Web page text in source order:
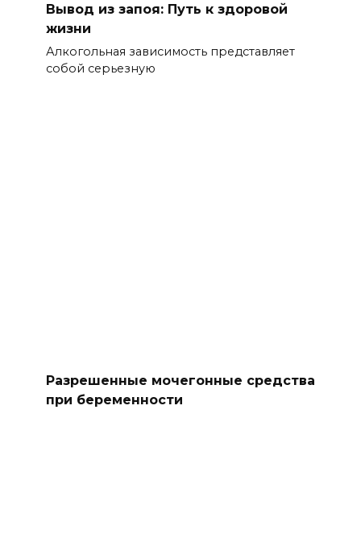
Вывод из запоя: Путь к здоровой
жизни
Алкогольная зависимость представляет
собой серьезную
Разрешенные мочегонные средства
при беременности